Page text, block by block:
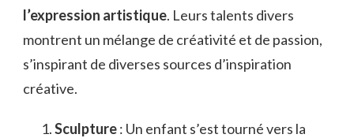
l’expression artistique. Leurs talents divers
montrent un mélange de créativité et de passion,
s’inspirant de diverses sources d’inspiration
créative.
Sculpture: Un enfant s’est tourné vers la